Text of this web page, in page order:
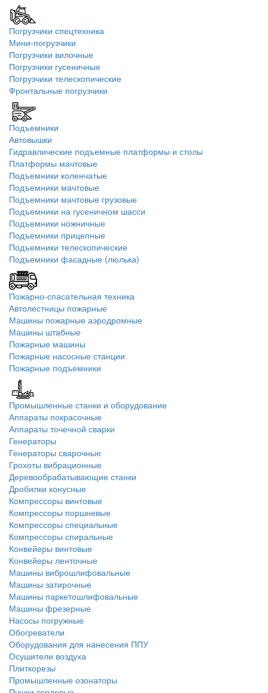
Погрузчики спецтехника
Мини-погрузчики
Погрузчики вилочные
Погрузчики гусеничные
Погрузчики телескопические
Фронтальные погрузчики
Подъемники
Автовышки
Гидравлические подъемные платформы и столы
Платформы мачтовые
Подъемники коленчатые
Подъемники мачтовые
Подъемники мачтовые грузовые
Подъемники на гусеничном шасси
Подъемники ножничные
Подъемники прицепные
Подъемники телескопические
Подъемники фасадные (люлька)
Пожарно-спасательная техника
Автолестницы пожарные
Машины пожарные аэродромные
Машины штабные
Пожарные машины
Пожарные насосные станции
Пожарные подъемники
Промышленные станки и оборудование
Аппараты покрасочные
Аппараты точечной сварки
Генераторы
Генераторы сварочные
Грохоты вибрационные
Деревообрабатывающие станки
Дробилки конусные
Компрессоры винтовые
Компрессоры поршневые
Компрессоры специальные
Компрессоры спиральные
Конвейеры винтовые
Конвейеры ленточные
Машины виброшлифовальные
Машины затирочные
Машины паркетошлифовальные
Машины фрезерные
Насосы погружные
Обогреватели
Оборудования для нанесения ППУ
Осушители воздуха
Плиткорезы
Промышленные озонаторы